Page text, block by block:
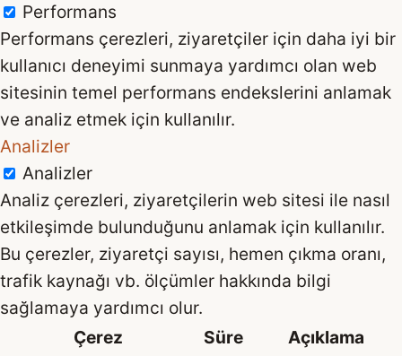
Performans
Performans çerezleri, ziyaretçiler için daha iyi bir
kullanıcı deneyimi sunmaya yardımcı olan web
sitesinin temel performans endekslerini anlamak
ve analiz etmek için kullanılır.
Analizler
Analizler
Analiz çerezleri, ziyaretçilerin web sitesi ile nasıl
etkileşimde bulunduğunu anlamak için kullanılır.
Bu çerezler, ziyaretçi sayısı, hemen çıkma oranı,
trafik kaynağı vb. ölçümler hakkında bilgi
sağlamaya yardımcı olur.
Çerez
Süre Açıklama